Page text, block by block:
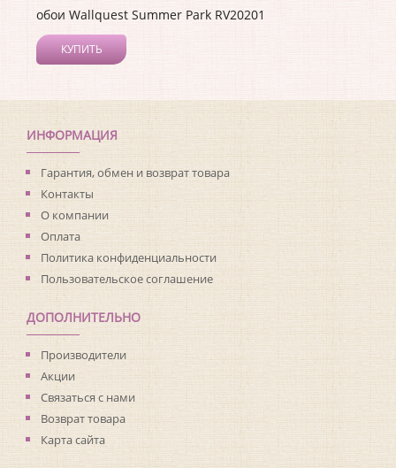
обои Wallquest Summer Park RV20201
КУПИТЬ
Длина рулона:
10.05
Ширина рулона: 0.52
Материал покрытия:Акриловое
Страна:Германия
Материал основы:
Раппорт:<>
ИНФОРМАЦИЯ
Гарантия, обмен и возврат товара
Контакты
О компании
Оплата
Политика конфиденциальности
Пользовательское соглашение
ДОПОЛНИТЕЛЬНО
Производители
Акции
Связаться с нами
Возврат товара
Карта сайта